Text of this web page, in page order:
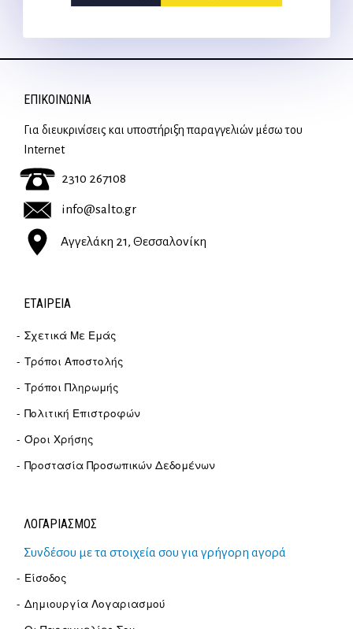
ΕΠΙΚΟΙΝΩΝΊΑ
Για διευκρινίσεις και υποστήριξη παραγγελιών μέσω του
Internet
2310 267108
info@salto.gr
Αγγελάκη 21, Θεσσαλονίκη
ΕΤΑΙΡΕΊΑ
Σχετικά Με Εμάς
Τρόποι Αποστολής
Τρόποι Πληρωμής
Πολιτική Επιστροφών
Όροι Χρήσης
Προστασία Προσωπικών Δεδομένων
ΛΟΓΑΡΙΑΣΜΟΣ
Συνδέσου με τα στοιχεία σου για γρήγορη αγορά
Είσοδος
Δημιουργία Λογαριασμού